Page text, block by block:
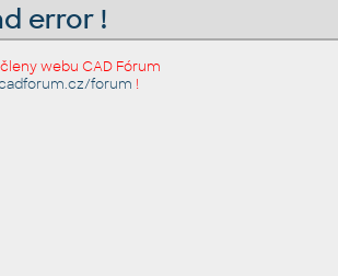
error !
webu CAD Fórum
forum !